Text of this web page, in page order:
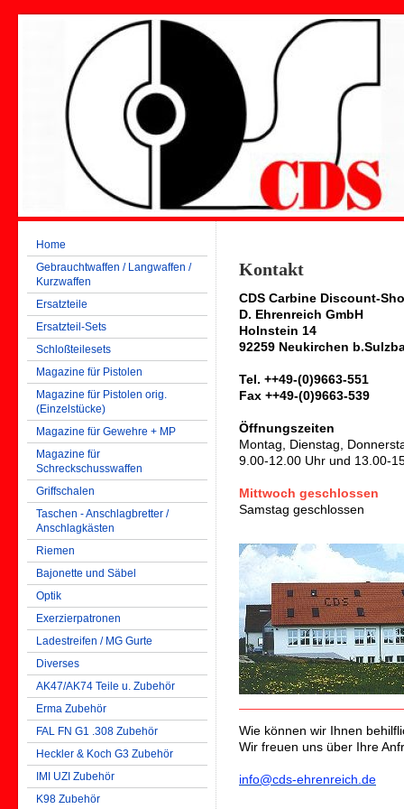
Home
Gebrauchtwaffen / Langwaffen /
Kurzwaffen
Ersatzteile
Ersatzteil-Sets
Schloßteilesets
Magazine für Pistolen
Magazine für Pistolen orig.
(Einzelstücke)
Magazine für Gewehre + MP
Magazine für
Schreckschusswaffen
Griffschalen
Taschen - Anschlagbretter /
Anschlagkästen
Riemen
Bajonette und Säbel
Optik
Exerzierpatronen
Ladestreifen / MG Gurte
Diverses
AK47/AK74 Teile u. Zubehör
Erma Zubehör
FAL FN G1 .308 Zubehör
Heckler & Koch G3 Zubehör
IMI UZI Zubehör
K98 Zubehör
Kontakt
CDS Carbine Discount-
D. Ehrenreich GmbH
Holnstein 14
92259 Neukirchen
Tel. ++49-(0)9663-551
Fax ++49-(0)9663-539
Öffnungszeiten
Montag, Dienstag,
9.00-12.00 Uhr und 13.00-
Mittwoch geschlossen
Samstag geschlossen
Wie können wir Ihnen
Wir freuen uns über Ihre
info@cds-ehrenreich.de